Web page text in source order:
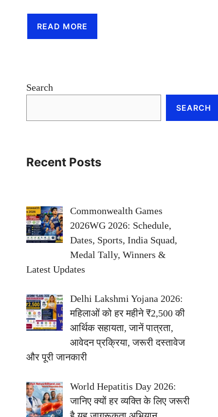
READ MORE
Search
SEARCH
Recent Posts
Commonwealth Games
2026WG 2026: Schedule,
Dates, Sports, India Squad,
Medal Tally, Winners &
Latest Updates
Delhi Lakshmi Yojana 2026:
महिलाओं को हर महीने ₹2,500 की
आर्थिक सहायता, जानें पात्रता,
आवेदन प्रक्रिया, जरूरी दस्तावेज
और पूरी जानकारी
World Hepatitis Day 2026:
जानिए क्यों हर व्यक्ति के लिए जरूरी